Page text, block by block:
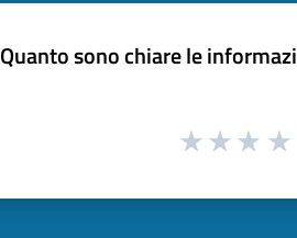
Quanto sono chiare le